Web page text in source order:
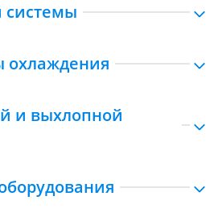
системы
охлаждения
и выхлопной